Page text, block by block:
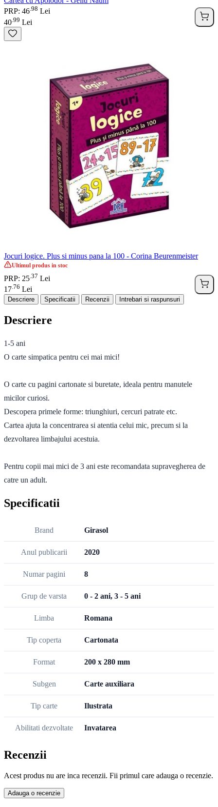
PRP: 46 98 Lei
40 99 Lei
Jocuri logice. Plus si minus pana la 100 - Corina Beurenmeister
Ultimul produs in stoc
PRP: 25 37 Lei
17 76 Lei
Descriere Specificatii Recenzii Intrebari si raspunsuri
Descriere
1-5 ani
O carte simpatica pentru cei mai mici!
O carte cu pagini cartonate si buretate, ideala pentru manutele
micilor curiosi.
Descopera primele forme: triunghiuri, cercuri patrate etc.
Cartea ajuta la concentrarea si atentia celui mic, precum si la
dezvoltarea limbajului acestuia.
Pentru copii mai mici de 3 ani este recomandata supravegherea de
catre un adult.
Specificatii
Brand Girasol
Anul publicarii 2020
Numar pagini 8
Grup de varsta 0 - 2 ani, 3 - 5 ani
Limba Romana
Tip coperta Cartonata
Format 200 x 280 mm
Subgen Carte auxiliara
Tip carte Ilustrata
Abilitati dezvoltate Invatarea
Recenzii
Acest produs nu are inca recenzii. Fii primul care adauga o recenzie.
Adauga o recenzie